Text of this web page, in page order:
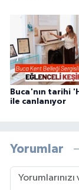
Buca'nın tarihi
ile canlanıyor
Yorumlar